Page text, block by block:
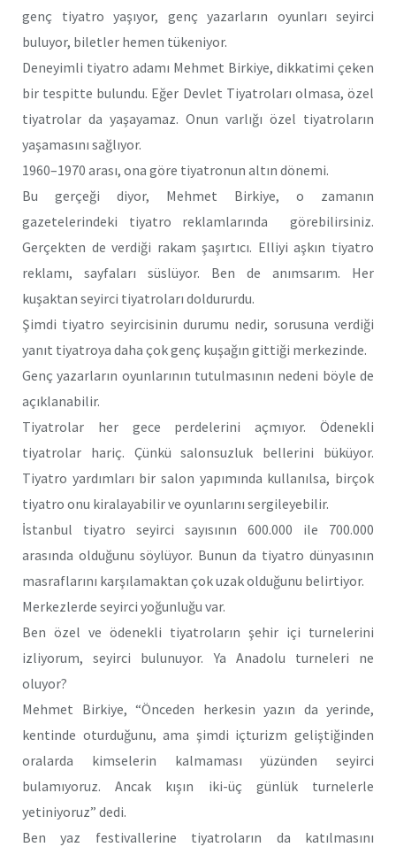
genç tiyatro yaşıyor, genç yazarların oyunları seyirci
buluyor, biletler hemen tükeniyor.
Deneyimli tiyatro adamı Mehmet Birkiye, dikkatimi çeken
bir tespitte bulundu. Eğer Devlet Tiyatroları olmasa, özel
tiyatrolar da yaşayamaz. Onun varlığı özel tiyatroların
yaşamasını sağlıyor.
1960–1970 arası, ona göre tiyatronun altın dönemi.
Bu gerçeği diyor, Mehmet Birkiye, o zamanın
gazetelerindeki tiyatro reklamlarında görebilirsiniz.
Gerçekten de verdiği rakam şaşırtıcı. Elliyi aşkın tiyatro
reklamı, sayfaları süslüyor. Ben de anımsarım. Her
kuşaktan seyirci tiyatroları doldururdu.
Şimdi tiyatro seyircisinin durumu nedir, sorusuna verdiği
yanıt tiyatroya daha çok genç kuşağın gittiği merkezinde.
Genç yazarların oyunlarının tutulmasının nedeni böyle de
açıklanabilir.
Tiyatrolar her gece perdelerini açmıyor. Ödenekli
tiyatrolar hariç. Çünkü salonsuzluk bellerini büküyor.
Tiyatro yardımları bir salon yapımında kullanılsa, birçok
tiyatro onu kiralayabilir ve oyunlarını sergileyebilir.
İstanbul tiyatro seyirci sayısının 600.000 ile 700.000
arasında olduğunu söylüyor. Bunun da tiyatro dünyasının
masraflarını karşılamaktan çok uzak olduğunu belirtiyor.
Merkezlerde seyirci yoğunluğu var.
Ben özel ve ödenekli tiyatroların şehir içi turnelerini
izliyorum, seyirci bulunuyor. Ya Anadolu turneleri ne
oluyor?
Mehmet Birkiye, “Önceden herkesin yazın da yerinde,
kentinde oturduğunu, ama şimdi içturizm geliştiğinden
oralarda kimselerin kalmaması yüzünden seyirci
bulamıyoruz. Ancak kışın iki-üç günlük turnelerle
yetiniyoruz” dedi.
Ben yaz festivallerine tiyatroların da katılmasını